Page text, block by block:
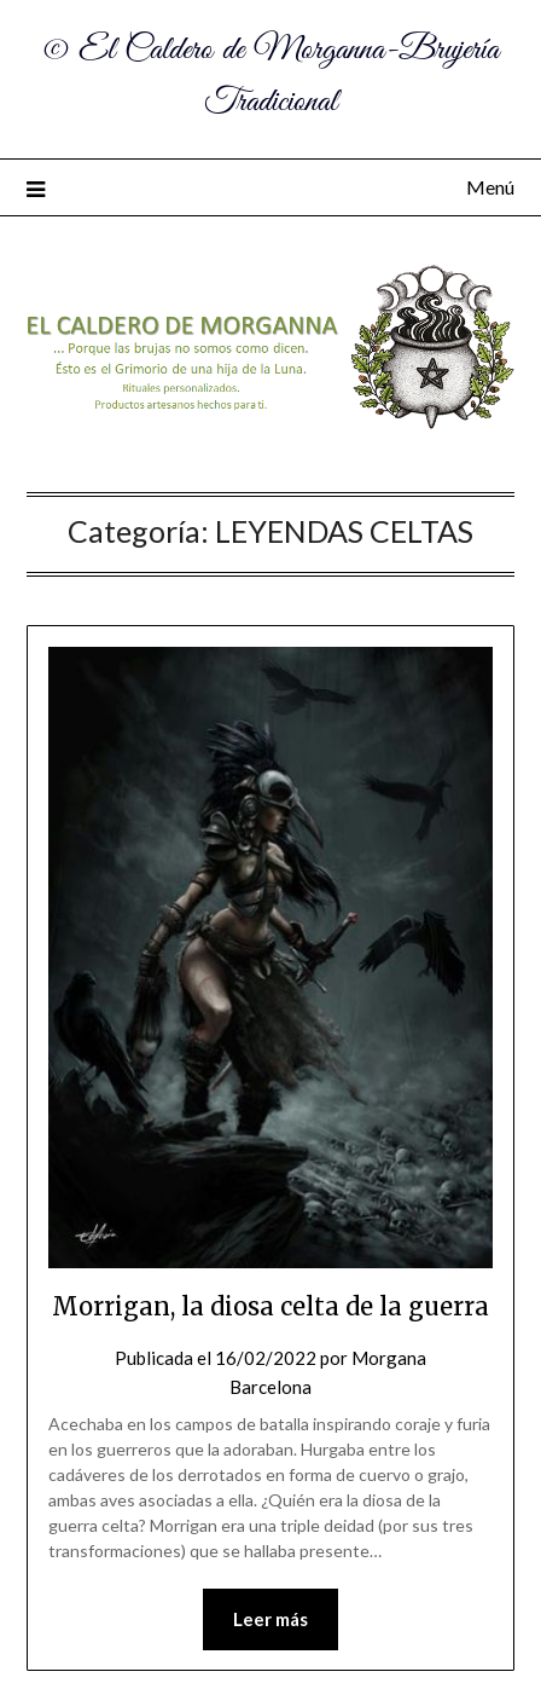
© El Caldero de Morganna-Brujería
Tradicional
Menú
Categoría: LEYENDAS CELTAS
Morrigan, la diosa celta de la guerra
Publicada el 16/02/2022 por Morgana
Barcelona
Acechaba en los campos de batalla inspirando coraje y furia
en los guerreros que la adoraban. Hurgaba entre los
cadáveres de los derrotados en forma de cuervo o grajo,
ambas aves asociadas a ella. ¿Quién era la diosa de la
guerra celta? Morrigan era una triple deidad (por sus tres
transformaciones) que se hallaba presente…
Leer más